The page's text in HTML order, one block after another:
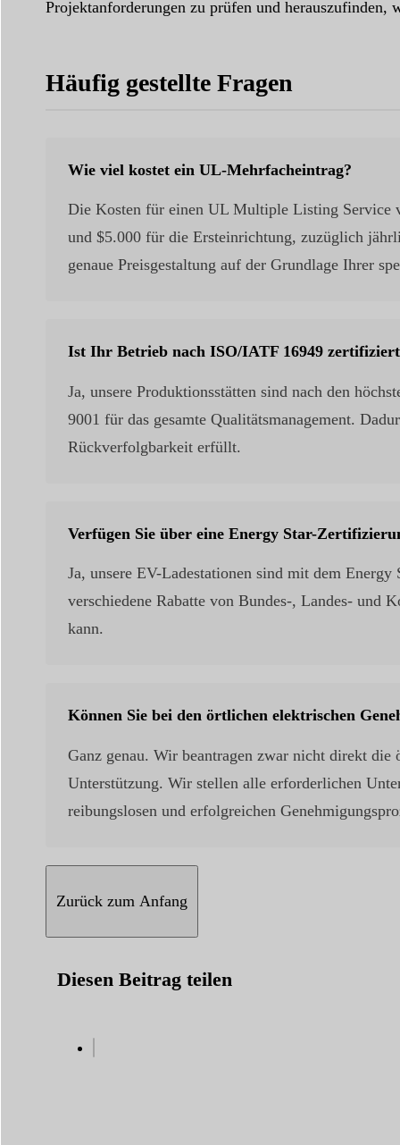
Projektanforderungen zu prüfen und
Häufig gestellte Fragen
Wie viel kostet ein UL-Mehrfacheintrag?
Die Kosten für einen UL Multiple Listing Service
und $5.000 für die Ersteinrichtung, zuzüglich
genaue Preisgestaltung auf der Grundlage Ihrer
Ist Ihr Betrieb nach ISO/IATF 16949
Ja, unsere Produktionsstätten sind nach den
9001 für das gesamte Qualitätsmanagement.
Rückverfolgbarkeit erfüllt.
Verfügen Sie über eine Energy Star-
Ja, unsere EV-Ladestationen sind mit dem
verschiedene Rabatte von Bundes-, Landes- und
kann.
Können Sie bei den örtlichen elektrischen
Ganz genau. Wir beantragen zwar nicht direkt
Unterstützung. Wir stellen alle erforderlichen
reibungslosen und erfolgreichen
Zurück zum Anfang
Diesen Beitrag teilen